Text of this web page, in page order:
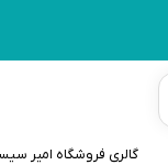
گالری فروشگاه امیر